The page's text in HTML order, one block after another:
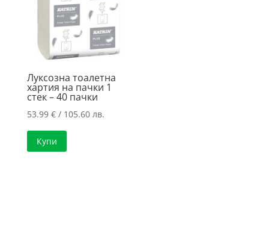
Луксозна тоалетна
хартия на пачки 1
стек – 40 пачки
53.99 €/ 105.60 лв.
Купи